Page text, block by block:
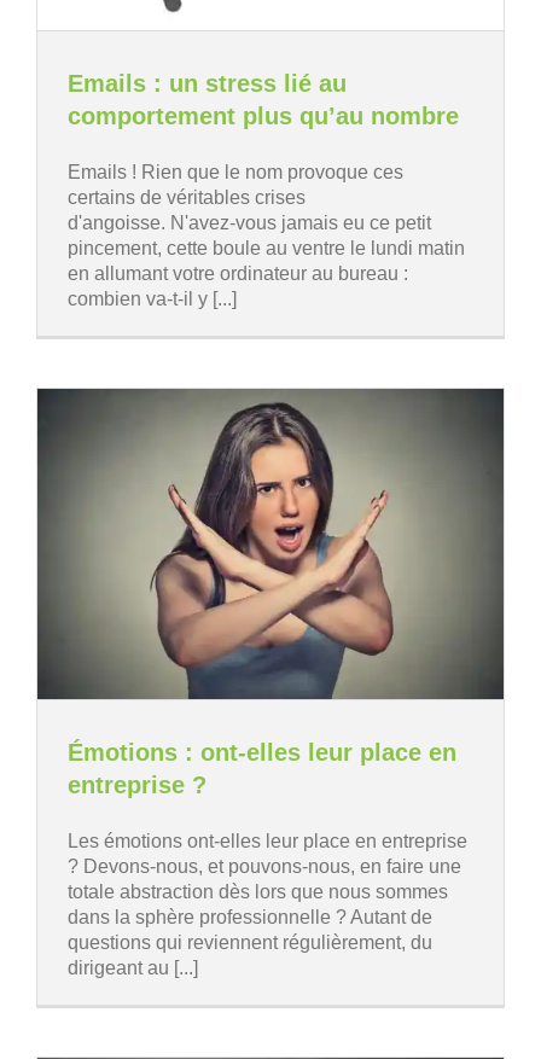
Emails : un stress lié au
comportement plus qu’au nombre
Emails ! Rien que le nom provoque ces
certains de véritables crises
d'angoisse. N'avez-vous jamais eu ce petit
pincement, cette boule au ventre le lundi matin
en allumant votre ordinateur au bureau :
combien va-t-il y [...]
Émotions : ont-elles leur place en
entreprise ?
Les émotions ont-elles leur place en entreprise
? Devons-nous, et pouvons-nous, en faire une
totale abstraction dès lors que nous sommes
dans la sphère professionnelle ? Autant de
questions qui reviennent régulièrement, du
dirigeant au [...]